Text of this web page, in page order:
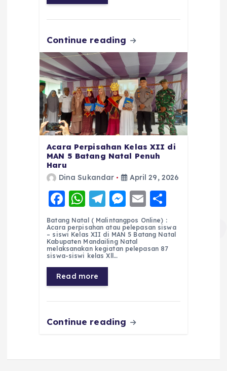
o
k
p m
Continue reading
Acara Perpisahan Kelas XII di
MAN 5 Batang Natal Penuh
Haru
Dina Sukandar April 29, 2026
F
a
c
e
b
o
o
W
h
a
ts
A
p
p
T
el
e
g
r
m
M
e
ss
e
er
E
m
ai
l
h
a
re
Batang Natal ( Malintangpos Online) :
Acara perpisahan atau pelepasan siswa
– siswi Kelas XII di MAN 5 Batang Natal
Kabupaten Mandailing Natal
melaksanakan kegiatan pelepasan 87
siswa-siswi kelas Xll…
Read more
Continue reading